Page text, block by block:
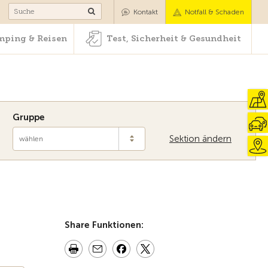
& Reisen Test, Sicherheit & Gesundheit
Kontakt Notfall & Schaden
& Reisen Test, Sicherheit & Gesundheit
Sektion ändern
Gruppe
wählen
Share Funktionen: